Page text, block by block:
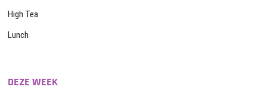
High Tea
Lunch
DEZE WEEK